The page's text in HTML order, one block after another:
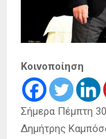
Κοινοποίηση
Σήμερα Πέμπτη
Δημήτρης